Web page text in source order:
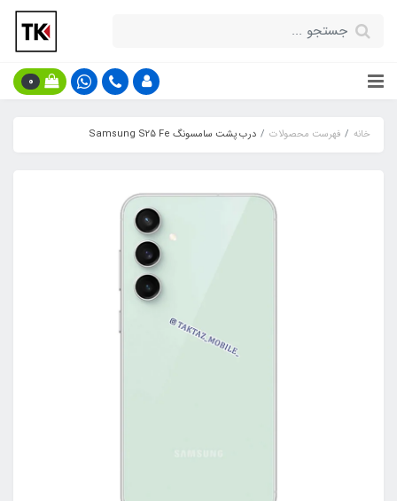
0
خانه فهرست محصولات درب پشت سامسونگ Samsung S25 Fe